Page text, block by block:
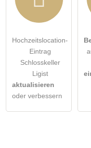
Hochzeitslocation-
Eintrag
Schlosskeller
Ligist
aktualisieren
oder verbessern